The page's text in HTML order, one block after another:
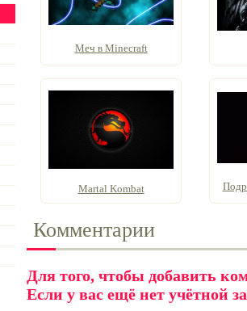
Меч в Minecraft
Martal Kombat
Комментарии
Для того, чтобы добавить
Если у вас ещё нет учётной